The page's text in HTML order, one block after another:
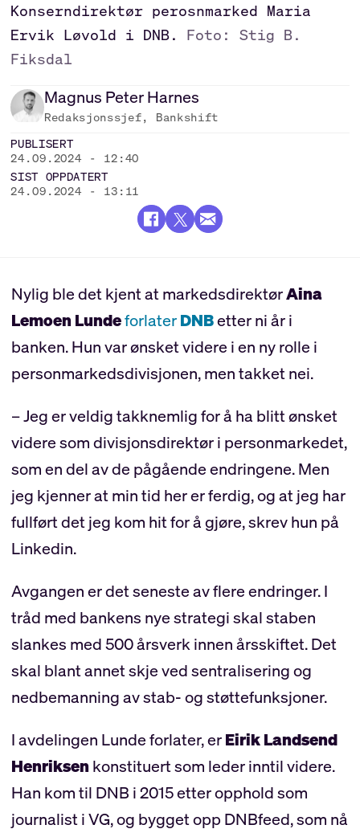
Konserndirektør perosnmarked Maria
Ervik Løvold i DNB.
Foto: Stig B.
Fiksdal
Magnus PeterHarnes
Redaksjonssjef, Bankshift
PUBLISERT
24.09.2024 - 12:40
SIST OPPDATERT
24.09.2024 - 13:11
Nylig ble det kjent at markedsdirektørAina
Lemoen LundeforlaterDNBetter ni år i
banken. Hun var ønsket videre i en ny rolle i
personmarkedsdivisjonen, men takket nei.
– Jeg er veldig takknemlig for å ha blitt ønsket
videre som divisjonsdirektør i personmarkedet,
som en del av de pågående endringene. Men
jeg kjenner at min tid her er ferdig, og at jeg har
fullført det jeg kom hit for å gjøre, skrev hun på
Linkedin.
Avgangen er det seneste av flere endringer. I
tråd med bankens nye strategi skal staben
slankes med 500 årsverk innen årsskiftet. Det
skal blant annet skje ved sentralisering og
nedbemanning av stab- og støttefunksjoner.
I avdelingen Lunde forlater, erEirik Landsend
Henriksenkonstituert som leder inntil videre.
Han kom til DNB i 2015 etter opphold som
journalist i VG, og bygget opp DNBfeed, som nå